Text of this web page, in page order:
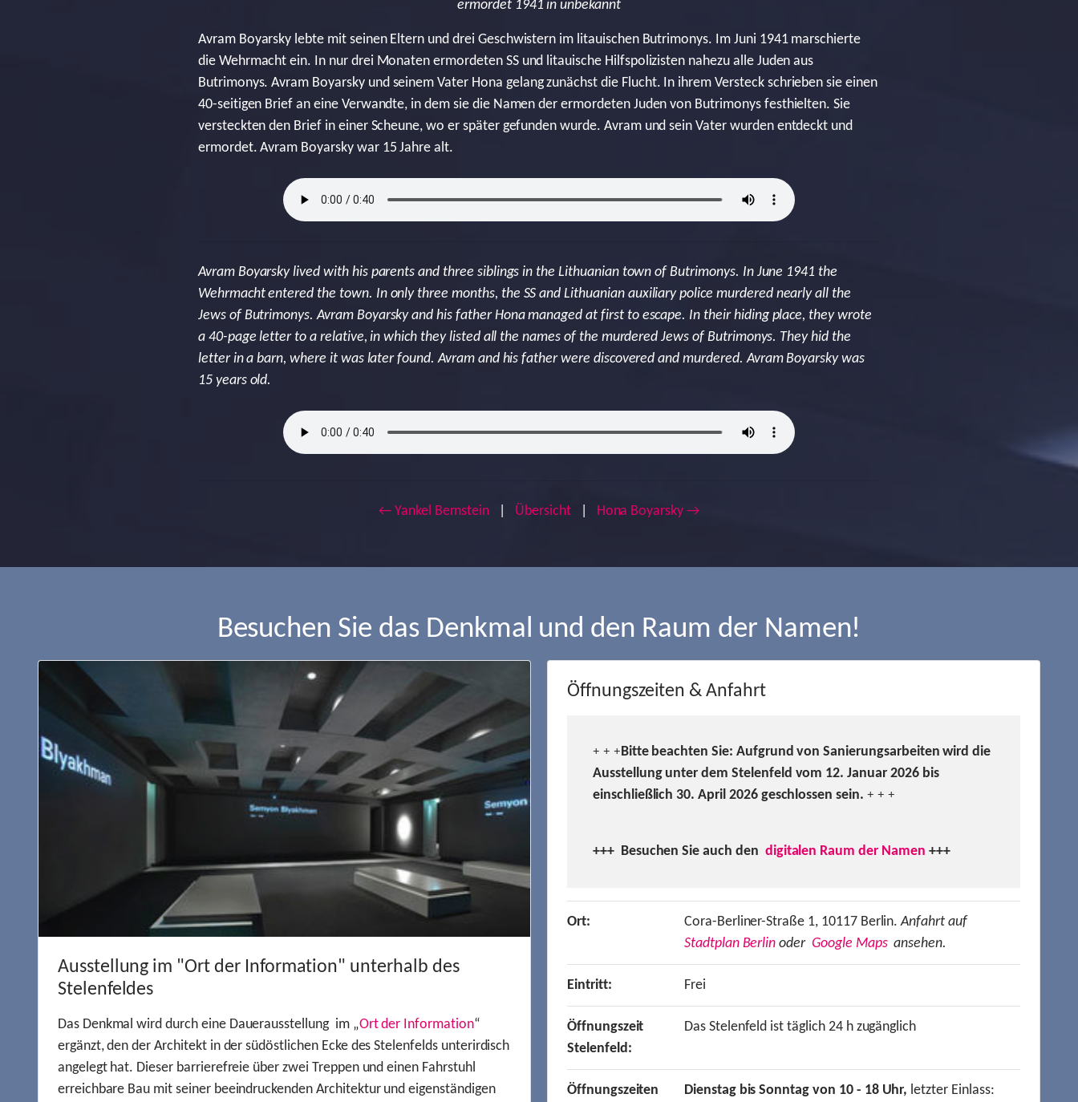
ermordet 1941 in unbekannt
Avram Boyarsky lebte mit seinen Eltern und drei Geschwistern im litauischen Butrimonys. Im Juni 1941 marschierte
die Wehrmacht ein. In nur drei Monaten ermordeten SS und litauische Hilfspolizisten nahezu alle Juden aus
Butrimonys. Avram Boyarsky und seinem Vater Hona gelang zunächst die Flucht. In ihrem Versteck schrieben sie einen
40-seitigen Brief an eine Verwandte, in dem sie die Namen der ermordeten Juden von Butrimonys festhielten. Sie
versteckten den Brief in einer Scheune, wo er später gefunden wurde. Avram und sein Vater wurden entdeckt und
ermordet. Avram Boyarsky war 15 Jahre alt.
Avram Boyarsky lived with his parents and three siblings in the Lithuanian town of Butrimonys. In June 1941 the
Wehrmacht entered the town. In only three months, the SS and Lithuanian auxiliary police murdered nearly all the
Jews of Butrimonys. Avram Boyarsky and his father Hona managed at first to escape. In their hiding place, they wrote
a 40-page letter to a relative, in which they listed all the names of the murdered Jews of Butrimonys. They hid the
letter in a barn, where it was later found. Avram and his father were discovered and murdered. Avram Boyarsky was
15 years old.
← Yankel Bernstein Übersicht Hona Boyarsky →
Besuchen Sie das Denkmal und den Raum der Namen!
Ausstellung im "Ort der Information" unterhalb des
Stelenfeldes
Das Denkmal wird durch eine Dauerausstellung im „Ort der Information“
ergänzt, den der Architekt in der südöstlichen Ecke des Stelenfelds unterirdisch
angelegt hat. Dieser barrierefreie über zwei Treppen und einen Fahrstuhl
erreichbare Bau mit seiner beeindruckenden Architektur und eigenständigen
Öffnungszeiten & Anfahrt
+ + +Bitte beachten Sie: Aufgrund von Sanierungsarbeiten wird die
Ausstellung unter dem Stelenfeld vom 12. Januar 2026 bis
einschließlich 30. April 2026 geschlossen sein. + + +
+++ Besuchen Sie auch den digitalen Raum der Namen +++
Ort: Cora-Berliner-Straße 1, 10117 Berlin.Anfahrt auf
Stadtplan Berlin oder Google Mapsansehen.
Eintritt: Frei
Öffnungszeit
Stelenfeld:
Das Stelenfeld ist täglich 24 h zugänglich
Öffnungszeiten
Dienstag bis Sonntag von 10 - 18 Uhr, letzter Einlass: